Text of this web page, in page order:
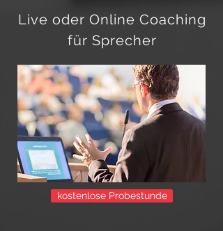
Live oder Online Coaching
für Sprecher
kostenlose Probestunde